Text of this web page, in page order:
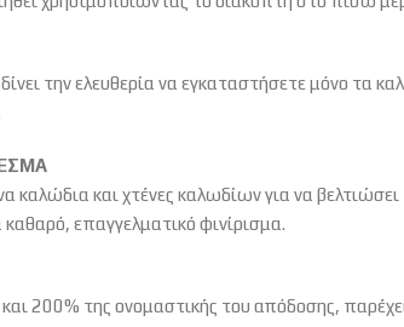
την ελευθερία να εγκαταστήσετε μόνο
καλώδια και χτένες καλωδίων για να
επαγγελματικό φινίρισμα.
200% της ονομαστικής του απόδοσης,